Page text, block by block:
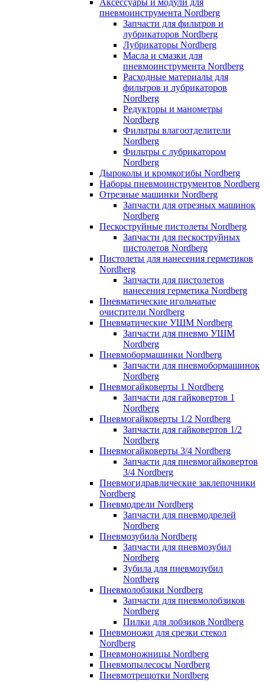
пневмоинструмента Nordberg
Запчасти для фильтров и
лубрикаторов Nordberg
Лубрикаторы Nordberg
Масла и смазки для
пневмоинструмента Nordberg
Расходные материалы для
фильтров и лубрикаторов
Nordberg
Редукторы и манометры
Nordberg
Фильтры влагоотделители
Nordberg
Фильтры с лубрикатором
Nordberg
Дыроколы и кромкогибы Nordberg
Наборы пневмоинструментов Nordberg
Отрезные машинки Nordberg
Запчасти для отрезных машинок
Nordberg
Пескоструйные пистолеты Nordberg
Запчасти для пескоструйных
пистолетов Nordberg
Пистолеты для нанесения герметиков
Nordberg
Запчасти для пистолетов
нанесения герметика Nordberg
Пневматические игольчатые
очистители Nordberg
Пневматические УШМ Nordberg
Запчасти для пневмо УШМ
Nordberg
Пневмобормашинки Nordberg
Запчасти для пневмобормашинок
Nordberg
Пневмогайковерты 1 Nordberg
Запчасти для гайковертов 1
Nordberg
Пневмогайковерты 1/2 Nordberg
Запчасти для гайковертов 1/2
Nordberg
Пневмогайковерты 3/4 Nordberg
Запчасти для пневмогайковертов
3/4 Nordberg
Пневмогидравлические заклепочники
Nordberg
Пневмодрели Nordberg
Запчасти для пневмодрелей
Nordberg
Пневмозубила Nordberg
Запчасти для пневмозубил
Nordberg
Зубила для пневмозубил
Nordberg
Пневмолобзики Nordberg
Запчасти для пневмолобзиков
Nordberg
Пилки для лобзиков Nordberg
Пневмоножи для срезки стекол
Nordberg
Пневмоножницы Nordberg
Пневмопылесосы Nordberg
Пневмотрещотки Nordberg